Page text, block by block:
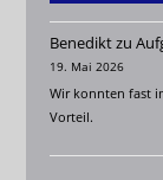
Benediktzu
19. Mai 2026
Wir konnten fast
Vorteil.